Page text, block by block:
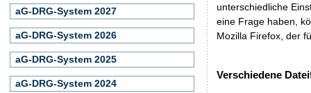
unterschiedliche
eine Frage haben,
Mozilla Firefox, der
Verschiedene
aG-DRG-System 2027
aG-DRG-System 2026
aG-DRG-System 2025
aG-DRG-System 2024